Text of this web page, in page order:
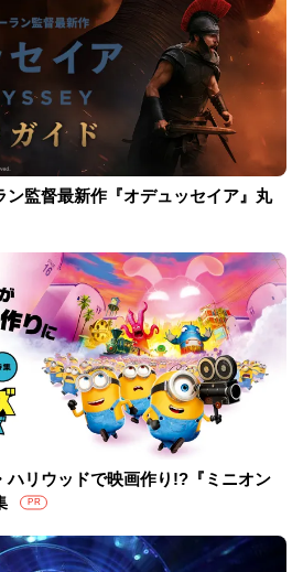
ン監督最新作『オデュッセイア』丸
ハリウッドで映画作り!?『ミニオン
PR